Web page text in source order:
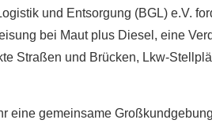
und Entsorgung (BGL) e.V.
bei Maut plus Diesel, eine
Straßen und Brücken, Lkw-
eine gemeinsame